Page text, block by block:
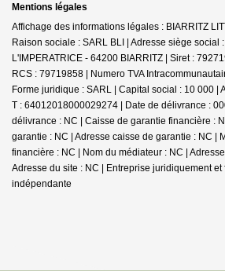
Mentions légales
Affichage des informations légales : BIARRITZ
Raison sociale : SARL BLI | Adresse siège social
L'IMPERATRICE - 64200 BIARRITZ | Siret :
RCS : 79719858 | Numero TVA
Forme juridique : SARL | Capital social : 10 000 |
T : 64012018000029274 | Date de délivrance :
délivrance : NC | Caisse de garantie financière :
garantie : NC | Adresse caisse de garantie : NC |
financière : NC | Nom du médiateur : NC |
Adresse du site : NC | Entreprise juridiquement
indépendante